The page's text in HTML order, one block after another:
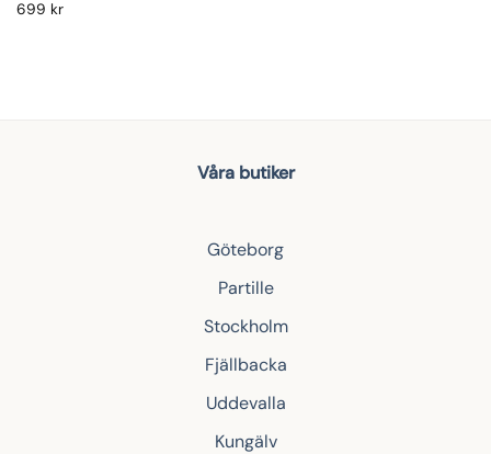
699 kr
Våra butiker
Göteborg
Partille
Stockholm
Fjällbacka
Uddevalla
Kungälv